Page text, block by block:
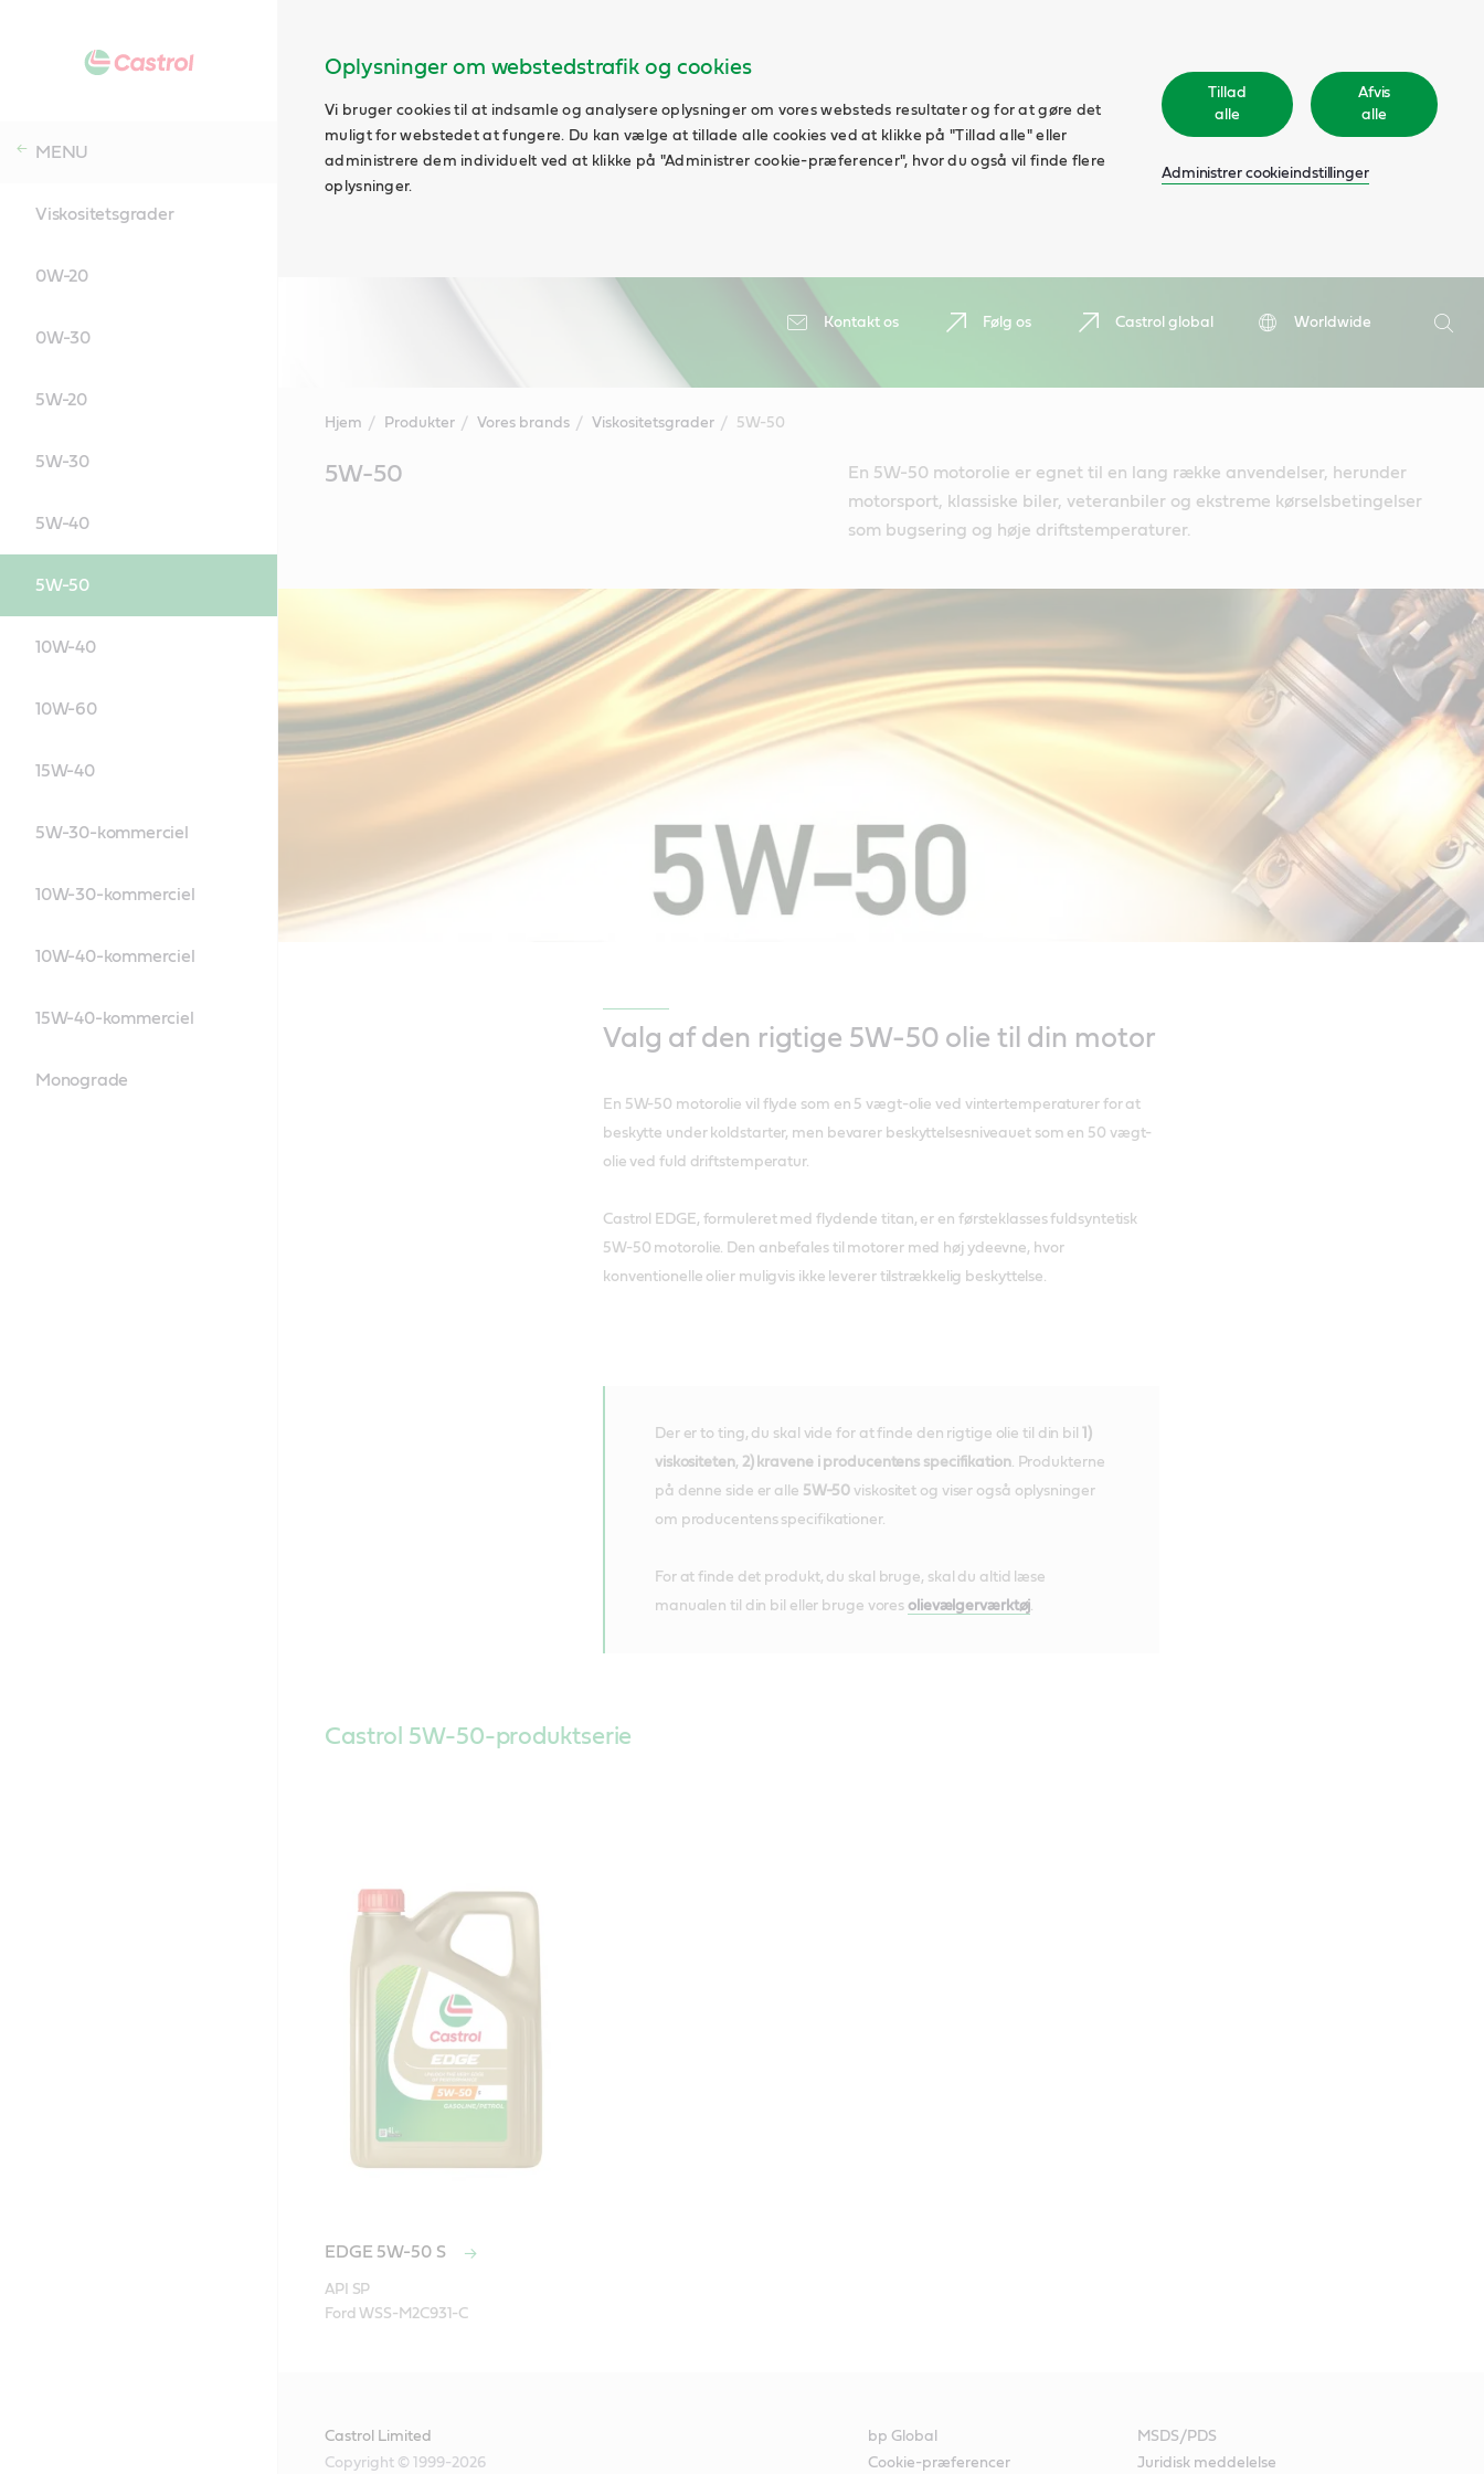
Oplysninger om webstedstrafik og cookies
Vi bruger cookies til at indsamle og analysere oplysninger om vores websteds resultater og for at gøre det
muligt for webstedet at fungere. Du kan vælge at tillade alle cookies ved at klikke på "Tillad alle" eller
administrere dem individuelt ved at klikke på "Administrer cookie-præferencer", hvor du også vil finde flere
oplysninger.
Tillad
alle
Afvis
alle
Administrer cookieindstillinger
Kontakt os Følg os Castrol global
Worldwide
Søge
MENU
Viskositetsgrader
0W-20
0W-30
5W-20
5W-30
5W-40
5W-50
10W-40
10W-60
15W-40
5W-30-kommerciel
10W-30-kommerciel
10W-40-kommerciel
15W-40-kommerciel
Monograde
Hjem Produkter Vores brands Viskositetsgrader 5W-50
Content5W-50
En 5W-50 motorolie er egnet til en lang række anvendelser, herunder
motorsport, klassiske biler, veteranbiler og ekstreme kørselsbetingelser
som bugsering og høje driftstemperaturer.
Valg af den rigtige 5W-50 olie til din motor
En 5W-50 motorolie vil flyde som en 5 vægt-olie ved vintertemperaturer for at
beskytte under koldstarter, men bevarer beskyttelsesniveauet som en 50 vægt-
olie ved fuld driftstemperatur.
Castrol EDGE, formuleret med flydende titan, er en førsteklasses fuldsyntetisk
5W-50 motorolie. Den anbefales til motorer med høj ydeevne, hvor
konventionelle olier muligvis ikke leverer tilstrækkelig beskyttelse.
Der er to ting, du skal vide for at finde den rigtige olie til din bil 1)
viskositeten, 2) kravene i producentens specifikation. Produkterne
på denne side er alle 5W-50 viskositet og viser også oplysninger
om producentens specifikationer.
For at finde det produkt, du skal bruge, skal du altid læse
manualen til din bil eller bruge voresolievælgerværktøj
Castrol 5W-50-produktserie
EDGE 5W-50 S
API SP
Ford WSS-M2C931-C
Castrol Limited
Copyright © 1999-2026
bp Global
MSDS/PDS
Cookie-præferencer
Juridisk meddelelse